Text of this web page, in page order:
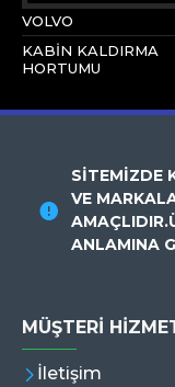
VOLVO
KABİN KALDIRMA
HORTUMU
SİTEMİZDE
VE
ANLAMINA
MÜŞTERI
İletişim